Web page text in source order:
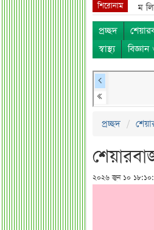
শিরোনাম
সম্পত্তি গৃহপরিচারিকার নামে লিখে
প্রচ্ছদ
স্বাস্থ্য
প্রচ্ছদ
২০২৬ জুন ১০